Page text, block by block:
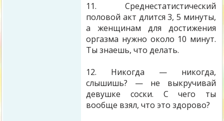
11. Среднестатистический
половой акт длится 3, 5 минуты,
а женщинам для достижения
оргазма нужно около 10 минут.
Ты знаешь, что делать.
12. Никогда — никогда,
слышишь? — не выкручивай
девушке соски. С чего ты
вообще взял, что это здорово?